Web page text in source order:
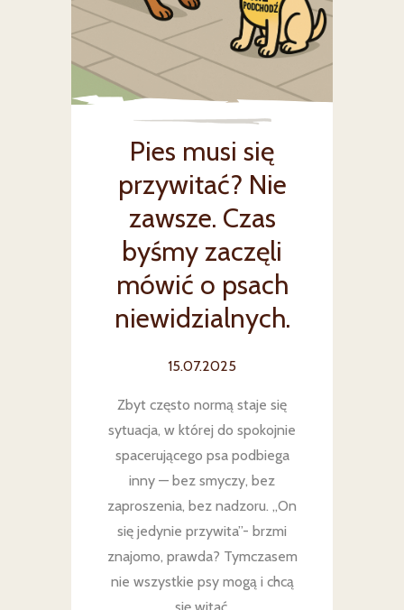
Pies musi się
przywitać? Nie
zawsze. Czas
byśmy zaczęli
mówić o psach
niewidzialnych.
15.07.2025
Zbyt często normą staje się
sytuacja, w której do spokojnie
spacerującego psa podbiega
inny — bez smyczy, bez
zaproszenia, bez nadzoru. „On
się jedynie przywita”- brzmi
znajomo, prawda? Tymczasem
nie wszystkie psy mogą i chcą